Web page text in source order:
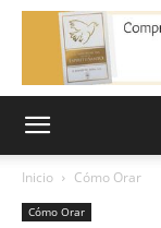
Inicio Cómo Orar
Cómo Orar